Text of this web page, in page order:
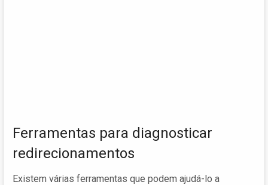
Ferramentas para diagnosticar
redirecionamentos
Existem várias ferramentas que podem ajudá-lo a